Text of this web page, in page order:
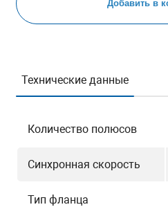
Добавить в
Технические данные
Количество полюсов
Синхронная скорость
Тип фланца